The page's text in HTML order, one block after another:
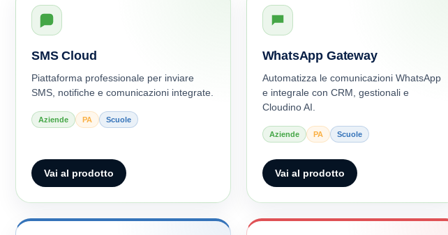
SMS Cloud
Piattaforma professionale per inviare
SMS, notifiche e comunicazioni integrate.
Aziende PA Scuole
Vai al prodotto
WhatsApp Gateway
Automatizza le comunicazioni WhatsApp
e integrale con CRM, gestionali e
Cloudino AI.
Aziende PA Scuole
Vai al prodotto